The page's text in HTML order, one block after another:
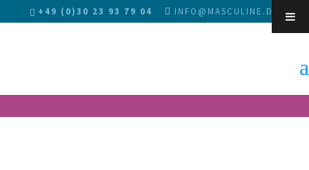
+49 (0)30 23 93 79 04 INFO@MASCULINE.DE